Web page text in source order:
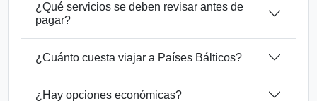
¿Qué servicios se deben revisar antes de
pagar?
¿Cuánto cuesta viajar a Países Bálticos?
¿Hay opciones económicas?